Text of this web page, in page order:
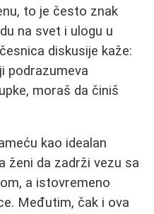
to je često znak
na svet i ulogu u
diskusije kaže:
podrazumeva
moraš da činiš
kao idealan
ženi da zadrži vezu sa
a istovremeno
Međutim, čak i ova